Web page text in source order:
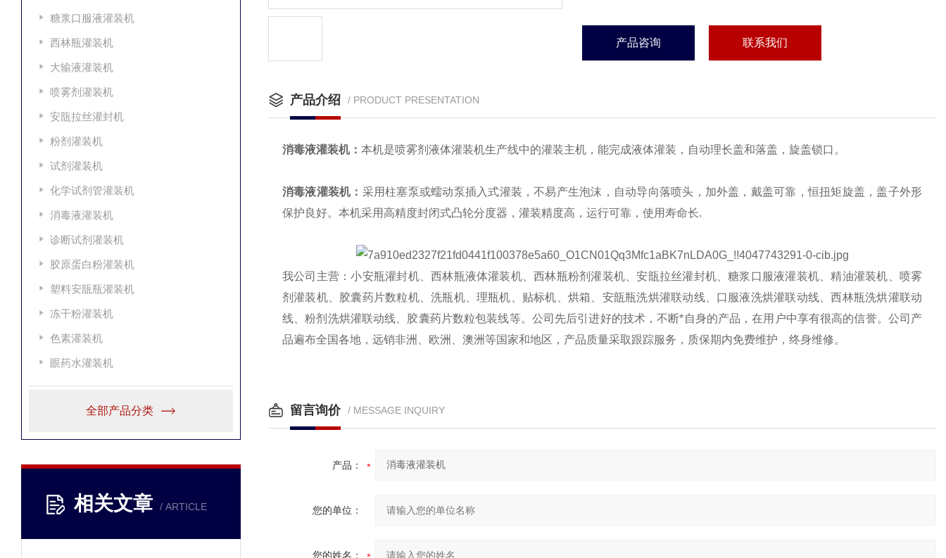
糖浆口服液灌装机
西林瓶灌装机
大输液灌装机
喷雾剂灌装机
安瓿拉丝灌封机
粉剂灌装机
试剂灌装机
化学试剂管灌装机
消毒液灌装机
诊断试剂灌装机
胶原蛋白粉灌装机
塑料安瓿瓶灌装机
冻干粉灌装机
色素灌装机
眼药水灌装机
全部产品分类
相关文章 / ARTICLE
产品咨询 联系我们
产品介绍 / PRODUCT PRESENTATION
消毒液灌装机： 本机是喷雾剂液体灌装机生产线中的灌装主机，能完成液体灌装，自动理长盖和落盖，旋盖锁口。
消毒液灌装机： 采用柱塞泵或蠕动泵插入式灌装，不易产生泡沫，自动导向落喷头，加外盖，戴盖可靠，恒扭矩旋盖，盖子外形
保护良好。本机采用高精度封闭式凸轮分度器，灌装精度高，运行可靠，使用寿命长.
我公司主营：小安瓶灌封机、西林瓶液体灌装机、西林瓶粉剂灌装机、安瓿拉丝灌封机、糖浆口服液灌装机、精油灌装机、喷雾
剂灌装机、胶囊药片数粒机、洗瓶机、理瓶机、贴标机、烘箱、安瓿瓶洗烘灌联动线、口服液洗烘灌联动线、西林瓶洗烘灌联动
线、粉剂洗烘灌联动线、胶囊药片数粒包装线等。公司先后引进好的技术，不断*自身的产品，在用户中享有很高的信誉。公司产
品遍布全国各地，远销非洲、欧洲、澳洲等国家和地区，产品质量采取跟踪服务，质保期内免费维护，终身维修。
留言询价 / MESSAGE INQUIRY
产品：
您的单位：
您的姓名：